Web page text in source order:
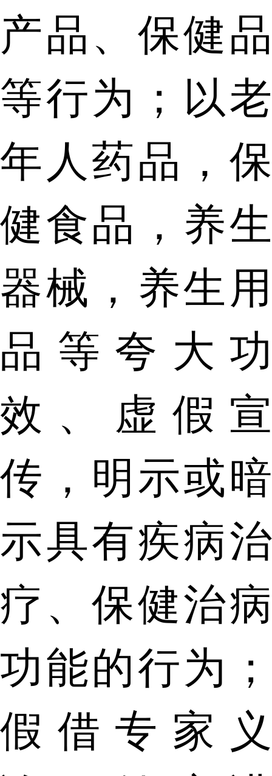
产品、保健品
等行为；以老
年人药品，保
健食品，养生
器械，养生用
品等夸大功
效、虚假宣
传，明示或暗
示具有疾病治
疗、保健治病
功能的行为；
假借专家义